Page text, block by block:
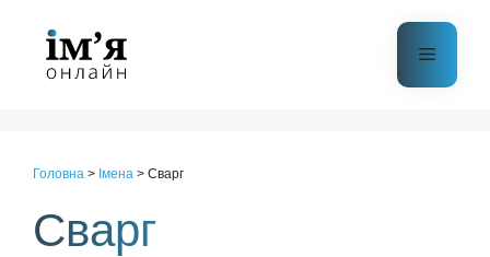
контенту
Меню
Головна > Імена > Сварг
Сварг